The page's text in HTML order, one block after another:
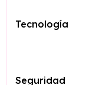
Tecnología
Seguridad